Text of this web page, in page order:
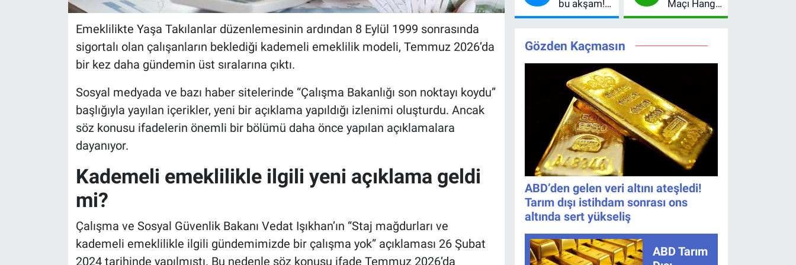
Emeklilikte Yaşa Takılanlar düzenlemesinin ardından 8 Eylül 1999 sonrasında
sigortalı olan çalışanların beklediği kademeli emeklilik modeli, Temmuz 2026’da
bir kez daha gündemin üst sıralarına çıktı.
Sosyal medyada ve bazı haber sitelerinde “Çalışma Bakanlığı son noktayı koydu”
başlığıyla yayılan içerikler, yeni bir açıklama yapıldığı izlenimi oluşturdu. Ancak
söz konusu ifadelerin önemli bir bölümü daha önce yapılan açıklamalara
dayanıyor.
Kademeli emeklilikle ilgili yeni açıklama geldi
mi?
Çalışma ve Sosyal Güvenlik Bakanı Vedat Işıkhan’ın “Staj mağdurları ve
kademeli emeklilikle ilgili gündemimizde bir çalışma yok” açıklaması 26 Şubat
2024 tarihinde yapılmıştı. Bu nedenle söz konusu ifade Temmuz 2026’da
Yıl Sonu
Beklentisi
MasterChef'i
Geride
bu akşam!
8. bölüm
TRT 1 canlı
nasıl izlenir?
Maçı Hangi
Kanalda?
Kaçta,
Gözden Kaçmasın
ABD’den gelen veri altını ateşledi!
Tarım dışı istihdam sonrası ons
altında sert yükseliş
ABD Tarım